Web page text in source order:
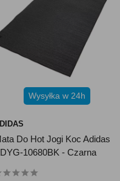
Wysyłka w 24h
Do Hot Jogi Koc Adidas
10680BK - Czarna